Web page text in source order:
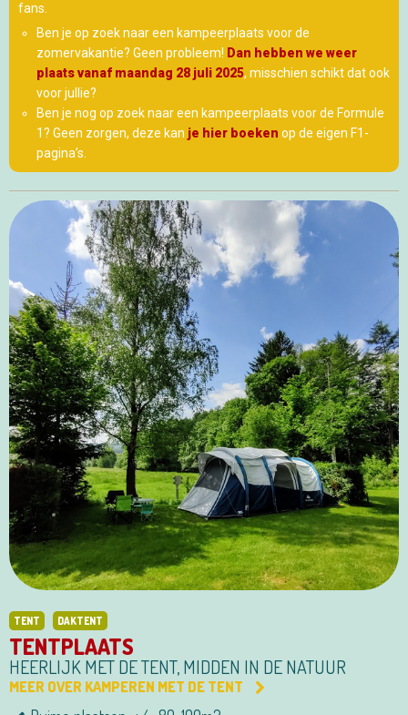
fans.
Ben je op zoek naar een kampeerplaats voor de
zomervakantie? Geen probleem! Dan hebben we weer
plaats vanaf maandag 28 juli 2025, misschien schikt dat ook
voor jullie?
Ben je nog op zoek naar een kampeerplaats voor de Formule
1? Geen zorgen, deze kan je hier boeken op de eigen F1-
pagina’s.
TENT DAKTENT
TENTPLAATS
HEERLIJK MET DE TENT, MIDDEN IN DE NATUUR
MEER OVER KAMPEREN MET DE TENT